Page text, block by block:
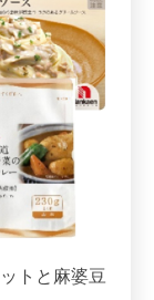
トと麻婆豆